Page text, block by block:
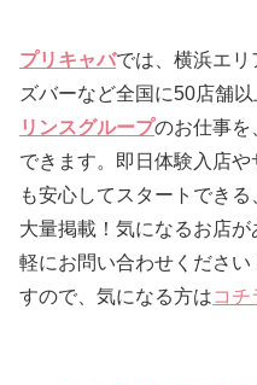
プリキャバでは、横浜エ
ズバーなど全国に50店舗
リンスグループのお仕事を
できます。即日体験入店
も安心してスタートでき
大量掲載！気になるお店
軽にお問い合わせくださ
すので、気になる方はコチ